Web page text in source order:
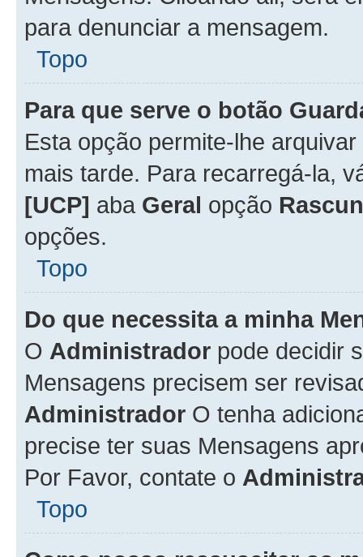
para denunciar a mensagem.
Topo
Para que serve o botão
Esta opção permite-lhe
mais tarde. Para recarregá-la,
[UCP] aba Geral opção
opções.
Topo
Do que necessita a minha
O Administrador pode decidir
Mensagens precisem ser
Administrador O tenha
precise ter suas Mensagens
Por Favor, contate o
Topo